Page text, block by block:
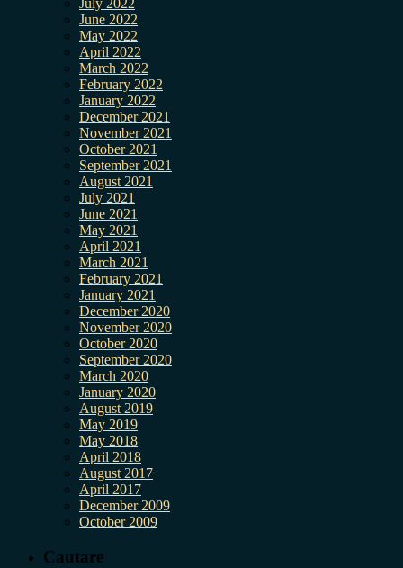
July 2022
June 2022
May 2022
April 2022
March 2022
February 2022
January 2022
December 2021
November 2021
October 2021
September 2021
August 2021
July 2021
June 2021
May 2021
April 2021
March 2021
February 2021
January 2021
December 2020
November 2020
October 2020
September 2020
March 2020
January 2020
August 2019
May 2019
May 2018
April 2018
August 2017
April 2017
December 2009
October 2009
Cautare